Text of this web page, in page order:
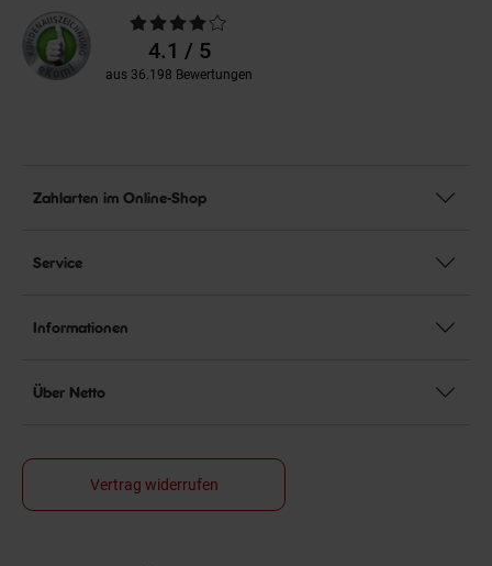
Durchschnittliche
Bewertungen4.1 / 5
aus 36.198 Bewertungen
Zahlarten im Online-Shop
Service
Informationen
Über Netto
Vertrag widerrufen